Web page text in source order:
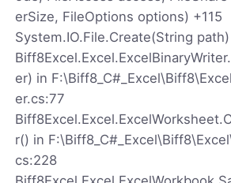
erSize, FileOptions options) +115
System.IO.File.Create(String
er) in
er.cs:77
r() in
cs:228